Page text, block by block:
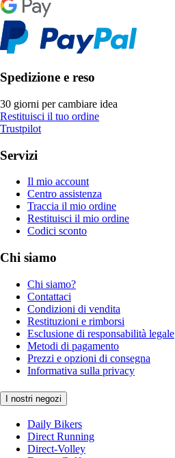
Spedizione e reso
30 giorni per cambiare idea
Restituisci il tuo ordine
Trustpilot
Servizi
Il mio account
Centro assistenza
Traccia il mio ordine
Restituisci il mio ordine
Codici sconto
Chi siamo
Chi siamo?
Contattaci
Condizioni di vendita
Restituzioni e rimborsi
Esclusione di responsabilità legale
Metodi di pagamento
Prezzi e opzioni di consegna
Informativa sulla privacy
I nostri negozi
Daily Bikers
Direct Running
Direct-Volley